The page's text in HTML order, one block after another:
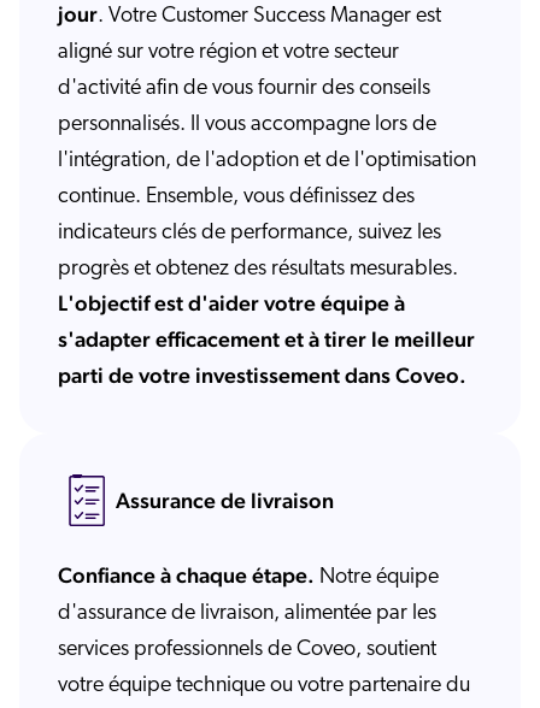
jour. Votre Customer Success Manager est
aligné sur votre région et votre secteur
d'activité afin de vous fournir des conseils
personnalisés. Il vous accompagne lors de
l'intégration, de l'adoption et de l'optimisation
continue. Ensemble, vous définissez des
indicateurs clés de performance, suivez les
progrès et obtenez des résultats mesurables.
L'objectif est d'aider votre équipe à
s'adapter efficacement et à tirer le meilleur
parti de votre investissement dans Coveo.
Assurance de livraison
Confiance à chaque étape. Notre équipe
d'assurance de livraison, alimentée par les
services professionnels de Coveo, soutient
votre équipe technique ou votre partenaire du